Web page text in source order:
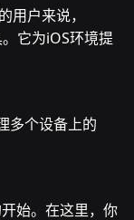
用户来说，
它为iOS环境提
多个设备上的
始。在这里，你